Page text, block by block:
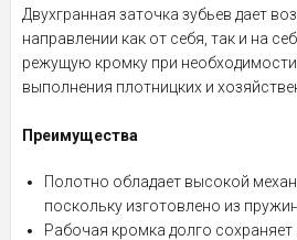
Двухгранная заточка зубьев дает
направлении как от себя, так и на
режущую кромку при
выполнения плотницких и
Преимущества
Полотно обладает высокой
поскольку изготовлено из
Рабочая кромка долго